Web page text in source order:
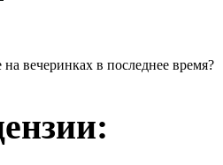
вечеринках в последнее время?